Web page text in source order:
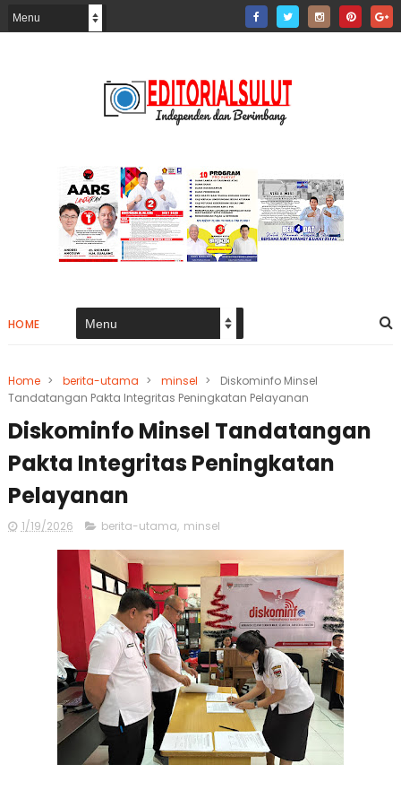
HOME
Home > berita-utama > minsel >
Diskominfo Minsel
Tandatangan Pakta Integritas Peningkatan Pelayanan
Diskominfo Minsel Tandatangan
Pakta Integritas Peningkatan
Pelayanan
1/19/2026 berita-utama, minsel